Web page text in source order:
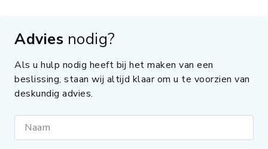
Advies nodig?
Als u hulp nodig heeft bij het maken van een
beslissing, staan wij altijd klaar om u te voorzien van
deskundig advies.
Naam